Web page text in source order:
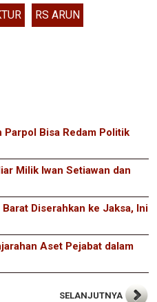
RS ARUN
Parpol Bisa Redam Politik
Milik Iwan Setiawan dan
Diserahkan ke Jaksa, Ini
Aset Pejabat dalam
SELANJUTNYA